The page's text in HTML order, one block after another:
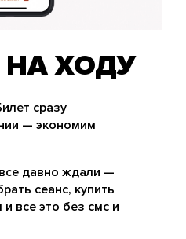
ХОДУ
сразу
— экономим
давно ждали —
сеанс, купить
все это без смс и